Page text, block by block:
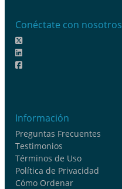
Conéctate con nosotros
Información
Preguntas Frecuentes
Testimonios
Términos de Uso
Política de Privacidad
Cómo Ordenar